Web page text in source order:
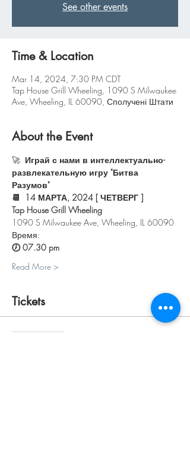
See other events
Time & Location
Mar 14, 2024, 7:30 PM CDT
Tap House Grill Wheeling, 1090 S Milwaukee
Ave, Wheeling, IL 60090, Сполучені Штати
About the Event
🚀 Играй с нами в интеллектуально-
развлекательную игру "Битва
Разумов"
📆  14 МАРТА, 2024 [ ЧЕТВЕРГ ]
Tap House Grill Wheeling
1090 S Milwaukee Ave, Wheeling, IL 60090
Время:
🕖 07.30 pm
Read More >
Tickets